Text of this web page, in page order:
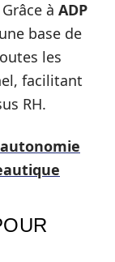
à ADP
base de
les
facilitant
RH.